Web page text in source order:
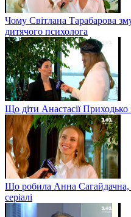
Чому Світлана Тарабарова
дитячого психолога
Що діти Анастасії
Що робила Анна Сагайдачна,
серіалі